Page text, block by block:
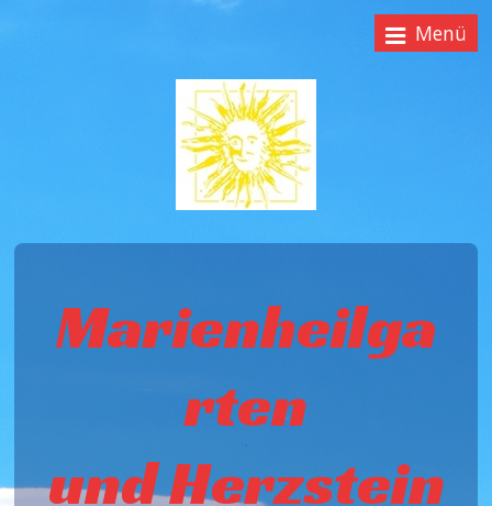
Menü
Marienheilga
rten
und Herzstein